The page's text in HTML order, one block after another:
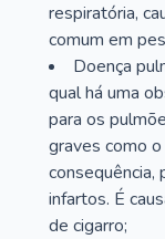
respiratória,
comum em
Doença
qual há uma
para os
graves como
consequência,
infartos. É
de cigarro;